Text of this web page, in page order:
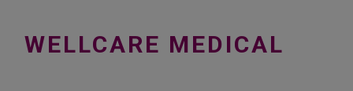
WELLCARE MEDICAL